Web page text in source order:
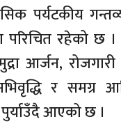
पर्यटकीय
परिचित रहेको छ
आर्जन,
र समग्र
आएको छ ।